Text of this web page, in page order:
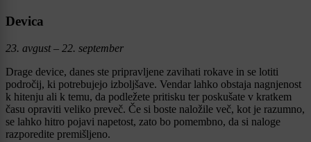
Devica
23. avgust – 22. september
Drage device, danes ste pripravljene zavihati rokave in se lotiti
področij, ki potrebujejo izboljšave. Vendar lahko obstaja nagnjenost
k hitenju ali k temu, da podležete pritisku ter poskušate v kratkem
času opraviti veliko preveč. Če si boste naložile več, kot je razumno,
se lahko hitro pojavi napetost, zato bo pomembno, da si naloge
razporedite premišljeno.